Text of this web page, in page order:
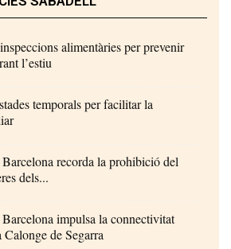
alimentàries per prevenir
l’estiu
temporals per facilitar la
recorda la prohibició del
dels...
impulsa la connectivitat
Calonge de Segarra